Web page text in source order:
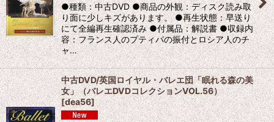
●種類：中古DVD ●商品の外観：ディスク読み取
り面に少しキズがあります。 ●再生状態：早送り
にて全編再生確認済み ●付属品：解説書 ●収録内
容：フランス人のプティパの振付とロシア人のチ
ャ…
中古DVD/英国ロイヤル・バレエ団「眠れる森の美
女」（バレエDVDコレクションVOL.56）
[dea56]